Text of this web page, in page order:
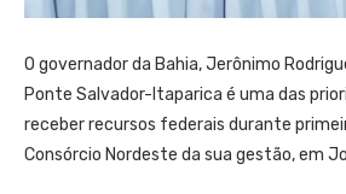
O governador da Bahia, Jerônimo
Ponte Salvador-Itaparica é uma das
receber recursos federais durante
Consórcio Nordeste da sua gestão, em